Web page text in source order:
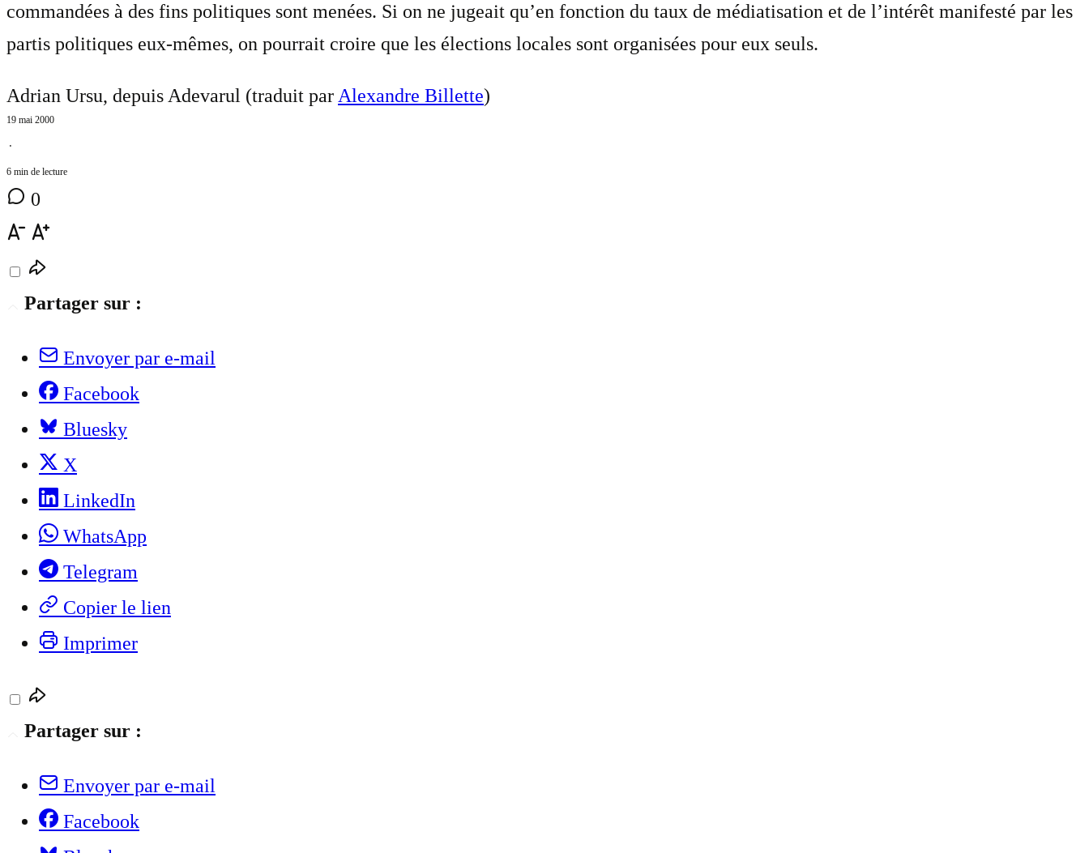
commandées à des fins politiques sont menées. Si on ne jugeait qu’en fonction du taux de médiatisation et de l’intérêt manifesté par les
partis politiques eux-mêmes, on pourrait croire que les élections locales sont organisées pour eux seuls.
Adrian Ursu, depuis Adevarul (traduit parAlexandre Billette)
19 mai 2000
⋅
6 min de lecture
0
Partager sur :
Envoyer par e-mail
Facebook
Bluesky
X
LinkedIn
WhatsApp
Telegram
Copier le lien
Imprimer
Partager sur :
Envoyer par e-mail
Facebook